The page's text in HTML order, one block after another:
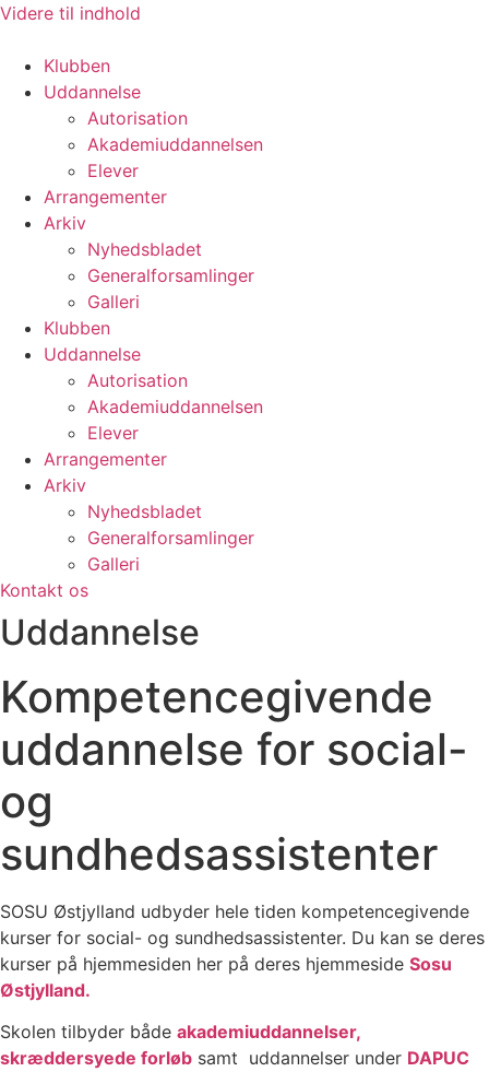
Videre til indhold
Klubben
Uddannelse
Autorisation
Akademiuddannelsen
Elever
Arrangementer
Arkiv
Nyhedsbladet
Generalforsamlinger
Galleri
Klubben
Uddannelse
Autorisation
Akademiuddannelsen
Elever
Arrangementer
Arkiv
Nyhedsbladet
Generalforsamlinger
Galleri
Kontakt os
Uddannelse
Kompetencegivende
uddannelse for social-
og
sundhedsassistenter
SOSU Østjylland udbyder hele tiden kompetencegivende
kurser for social- og sundhedsassistenter. Du kan se deres
kurser på hjemmesiden her på deres hjemmeside Sosu
Østjylland.
Skolen tilbyder både akademiuddannelser,
skræddersyede forløb samt uddannelser under DAPUC